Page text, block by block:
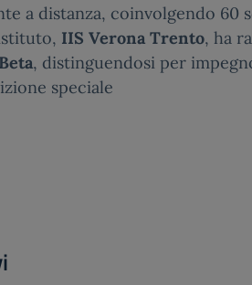
a distanza, coinvolgendo 60
IIS Verona Trento, ha
, distinguendosi per
speciale